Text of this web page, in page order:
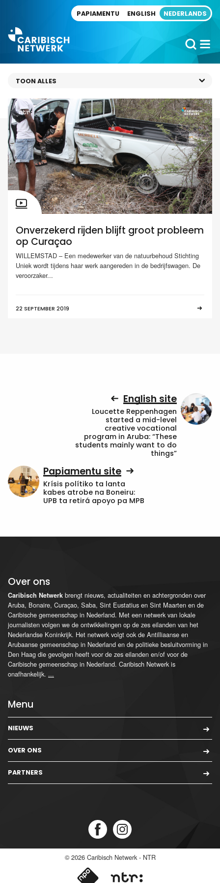
PAPIAMENTU ENGLISH NEDERLANDS
Onverzekerd rijden blijft groot probleem
op Curaçao
WILLEMSTAD – Een medewerker van de natuurbehoud Stichting
Uniek wordt tijdens haar werk aangereden in de bedrijfswagen. De
veroorzaker...
22 SEPTEMBER 2019
English site
Loucette Reppenhagen
started a mid-level
creative vocational
program in Aruba: “These
students mainly want to do
things”
Papiamentu site
Krísis polítiko ta lanta
kabes atrobe na Boneiru:
UPB ta retirá apoyo pa MPB
Over ons
Caribisch Netwerk brengt nieuws, actualiteiten en achtergronden over
Aruba, Bonaire, Curaçao, Saba, Sint Eustatius en Sint Maarten en de
Caribische gemeenschap in Nederland. Met een netwerk van lokale
journalisten volgen we de ontwikkelingen op de zes eilanden van het
Nederlandse Koninkrijk. Het netwerk volgt ook de Antilliaanse en
Arubaanse gemeenschap in Nederland en de politieke besluitvorming in
Den Haag die gevolgen heeft voor de zes eilanden en/of voor de
Caribische gemeenschap in Nederland. Caribisch Netwerk is
onafhankelijk. ...
Menu
NIEUWS
OVER ONS
PARTNERS
© 2026 Caribisch Netwerk - NTR